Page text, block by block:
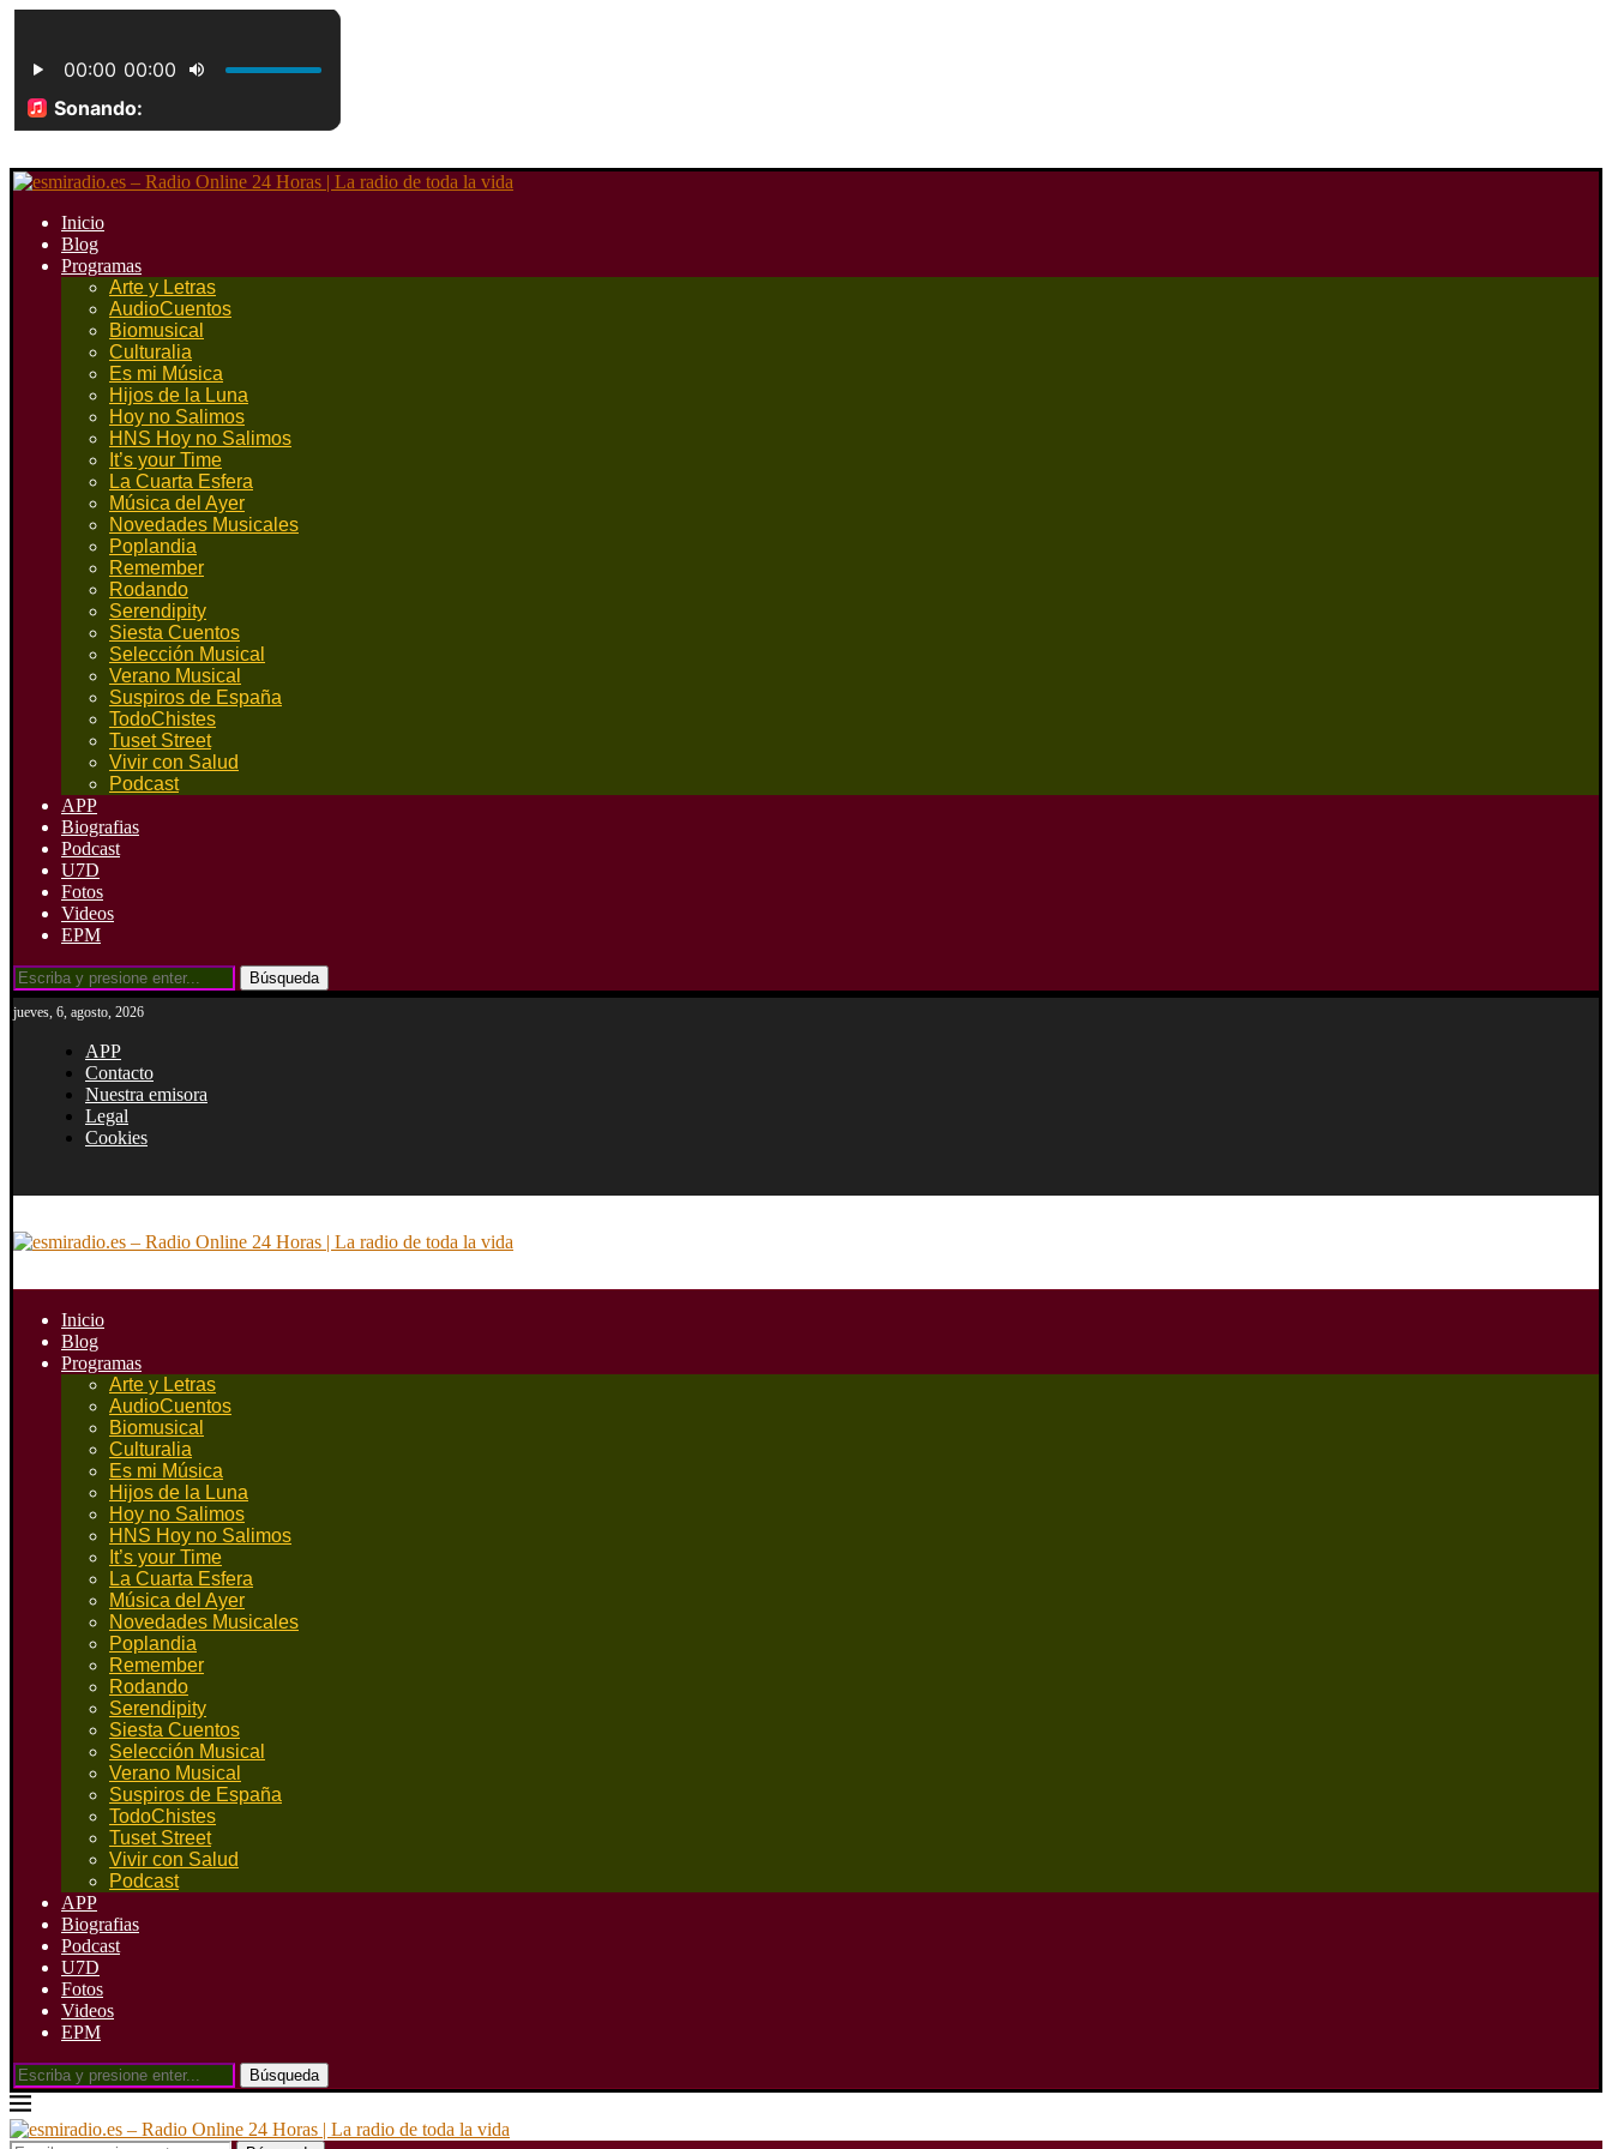
Inicio
Blog
Programas
Arte y Letras
AudioCuentos
Biomusical
Culturalia
Es mi Música
Hijos de la Luna
Hoy no Salimos
HNS Hoy no Salimos
It’s your Time
La Cuarta Esfera
Música del Ayer
Novedades Musicales
Poplandia
Remember
Rodando
Serendipity
Siesta Cuentos
Selección Musical
Verano Musical
Suspiros de España
TodoChistes
Tuset Street
Vivir con Salud
Podcast
APP
Biografias
Podcast
U7D
Fotos
Videos
EPM
Búsqueda
jueves, 6, agosto, 2026
APP
Contacto
Nuestra emisora
Legal
Cookies
Inicio
Blog
Programas
Arte y Letras
AudioCuentos
Biomusical
Culturalia
Es mi Música
Hijos de la Luna
Hoy no Salimos
HNS Hoy no Salimos
It’s your Time
La Cuarta Esfera
Música del Ayer
Novedades Musicales
Poplandia
Remember
Rodando
Serendipity
Siesta Cuentos
Selección Musical
Verano Musical
Suspiros de España
TodoChistes
Tuset Street
Vivir con Salud
Podcast
APP
Biografias
Podcast
U7D
Fotos
Videos
EPM
Búsqueda